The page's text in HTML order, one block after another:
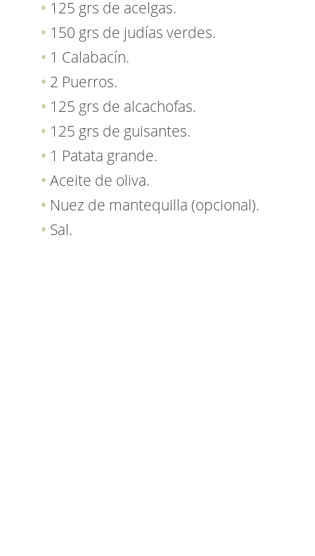
125 grs de acelgas.
150 grs de judías verdes.
1 Calabacín.
2 Puerros.
125 grs de alcachofas.
125 grs de guisantes.
1 Patata grande.
Aceite de oliva.
Nuez de mantequilla (opcional).
Sal.